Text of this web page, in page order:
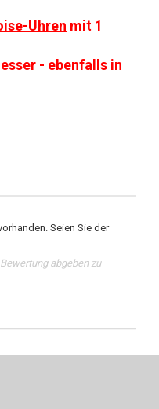
Uhren mit 1
- ebenfalls in
Seien Sie der
abgeben zu